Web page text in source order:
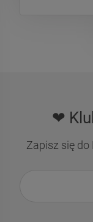
❤
Zapisz się do